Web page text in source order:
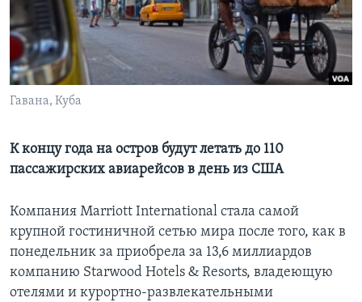
Learning English
СОЦИАЛЬНЫЕ СЕТИ
Языки
Гавана, Куба
К концу года на остров будут летать до 110
пассажирских авиарейсов в день из США
Компания Marriott International стала самой
крупной гостиничной сетью мира после того, как в
понедельник за приобрела за 13,6 миллиардов
компанию Starwood Hotels & Resorts, владеющую
отелями и курортно-развлекательными